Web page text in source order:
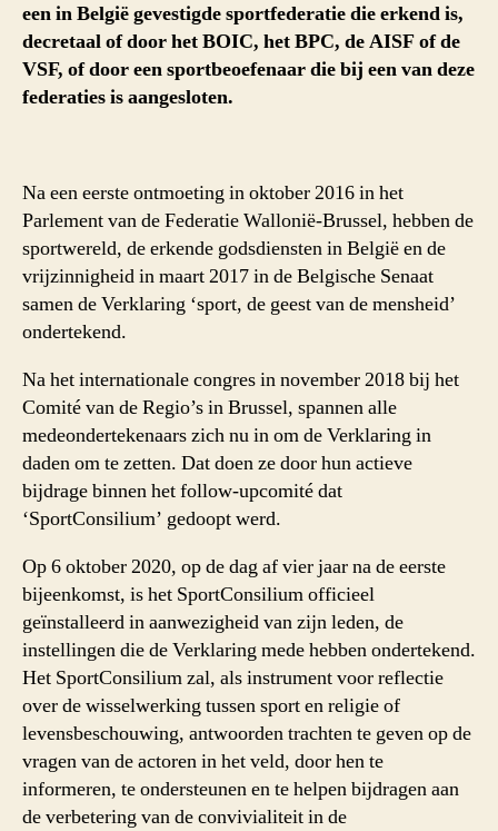
een in België gevestigde sportfederatie die erkend is,
decretaal of door het BOIC, het BPC, de AISF of de
VSF, of door een sportbeoefenaar die bij een van deze
federaties is aangesloten.
Na een eerste ontmoeting in oktober 2016 in het
Parlement van de Federatie Wallonië-Brussel, hebben de
sportwereld, de erkende godsdiensten in België en de
vrijzinnigheid in maart 2017 in de Belgische Senaat
samen de Verklaring ‘sport, de geest van de mensheid’
ondertekend.
Na het internationale congres in november 2018 bij het
Comité van de Regio’s in Brussel, spannen alle
medeondertekenaars zich nu in om de Verklaring in
daden om te zetten. Dat doen ze door hun actieve
bijdrage binnen het follow-upcomité dat
‘SportConsilium’ gedoopt werd.
Op 6 oktober 2020, op de dag af vier jaar na de eerste
bijeenkomst, is het SportConsilium officieel
geïnstalleerd in aanwezigheid van zijn leden, de
instellingen die de Verklaring mede hebben ondertekend.
Het SportConsilium zal, als instrument voor reflectie
over de wisselwerking tussen sport en religie of
levensbeschouwing, antwoorden trachten te geven op de
vragen van de actoren in het veld, door hen te
informeren, te ondersteunen en te helpen bijdragen aan
de verbetering van de convivialiteit in de